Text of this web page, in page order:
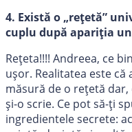
4. Există o „rețetă”
cuplu după apariția
Rețeta!!!! Andreea, ce
ușor. Realitatea este
măsură de o rețetă
și-o scrie. Ce pot să-ți
ingredientele secrete: